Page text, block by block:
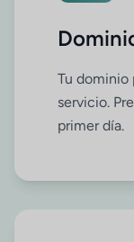
Tu dominio
servicio.
primer día.